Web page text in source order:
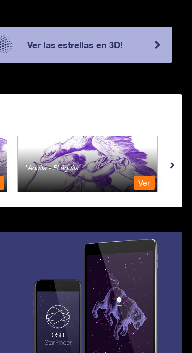
Ver las estrellas en 3D!
Aquila - El águila
Ver